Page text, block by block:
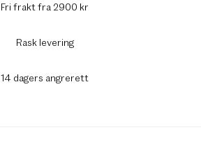
Fri frakt fra 2900 kr
Rask levering
14 dagers angrerett